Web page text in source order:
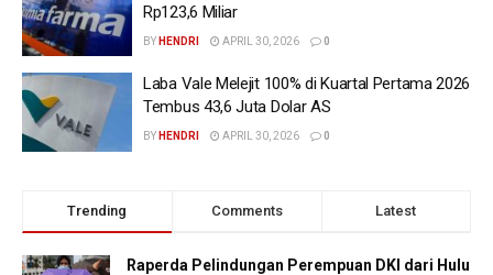
Rp123,6 Miliar
BY HENDRI APRIL 30, 2026 0
Laba Vale Melejit 100% di Kuartal Pertama 2026
Tembus 43,6 Juta Dolar AS
BY HENDRI APRIL 30, 2026 0
Trending Comments Latest
Raperda Pelindungan Perempuan DKI dari Hulu